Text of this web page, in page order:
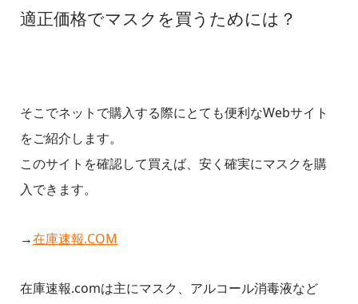
適正価格でマスクを買うためには？
そこでネットで購入する際にとても便利なWebサイト
をご紹介します。
このサイトを確認して買えば、安く確実にマスクを購
入できます。
→在庫速報.COM
在庫速報.comは主にマスク、アルコール消毒液など